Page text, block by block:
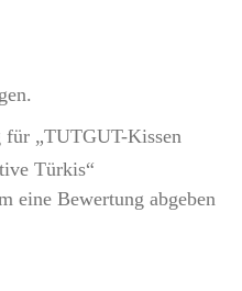
für „TUTGUT-Kissen
Türkis“
eine Bewertung abgeben